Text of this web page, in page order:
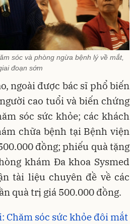
sóc và phòng ngừa bệnh lý về mắt,
đoạn sớm
ngoài được bác sĩ phổ biến
cao tuổi và biến chứng
sóc sức khỏe; các khách
chữa bệnh tại Bệnh viện
đồng; phiếu quà tặng
khám Đa khoa Sysmed
tài liệu chuyên đề về các
quà trị giá 500.000 đồng.
Chăm sóc sức khỏe đôi mắt